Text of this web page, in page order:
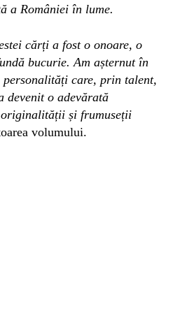
a României în lume.
cărți a fost o onoare, o
bucurie. Am așternut în
personalități care, prin talent,
devenit o adevărată
originalității și frumuseții
volumului.